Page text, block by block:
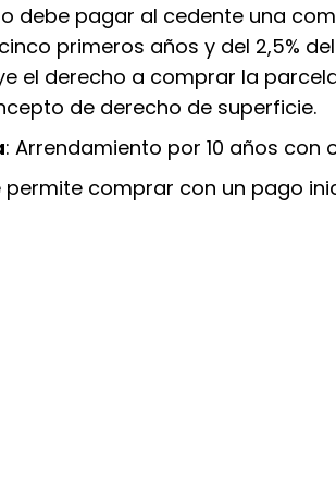
debe pagar al cedente una
primeros años y del 2,5%
el derecho a comprar la
de derecho de superficie.
: Arrendamiento por 10 años con
permite comprar con un pago